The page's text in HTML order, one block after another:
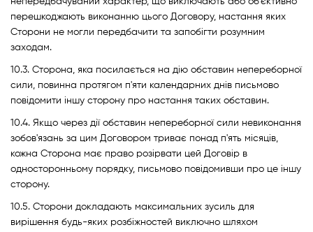
перешкоджають виконанню цього Договору, настання яких
Сторони не могли передбачити та запобігти розумним
заходам.
10.3. Сторона, яка посилається на дію обставин непереборної
сили, повинна протягом п'яти календарних днів письмово
повідомити іншу сторону про настання таких обставин.
10.4. Якщо через дії обставин непереборної сили невиконання
зобов'язань за цим Договором триває понад п'ять місяців,
кожна Сторона має право розірвати цей Договір в
односторонньому порядку, письмово повідомивши про це іншу
сторону.
10.5. Сторони докладають максимальних зусиль для
вирішення будь-яких розбіжностей виключно шляхом